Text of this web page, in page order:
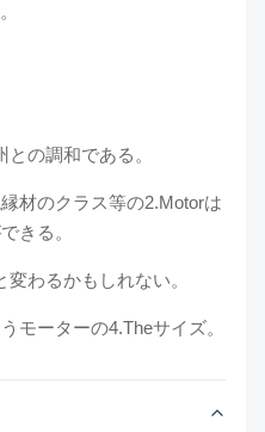
の調和である。
材のクラス等の2.Motorは
きる。
わるかもしれない。
モーターの4.Theサイズ。